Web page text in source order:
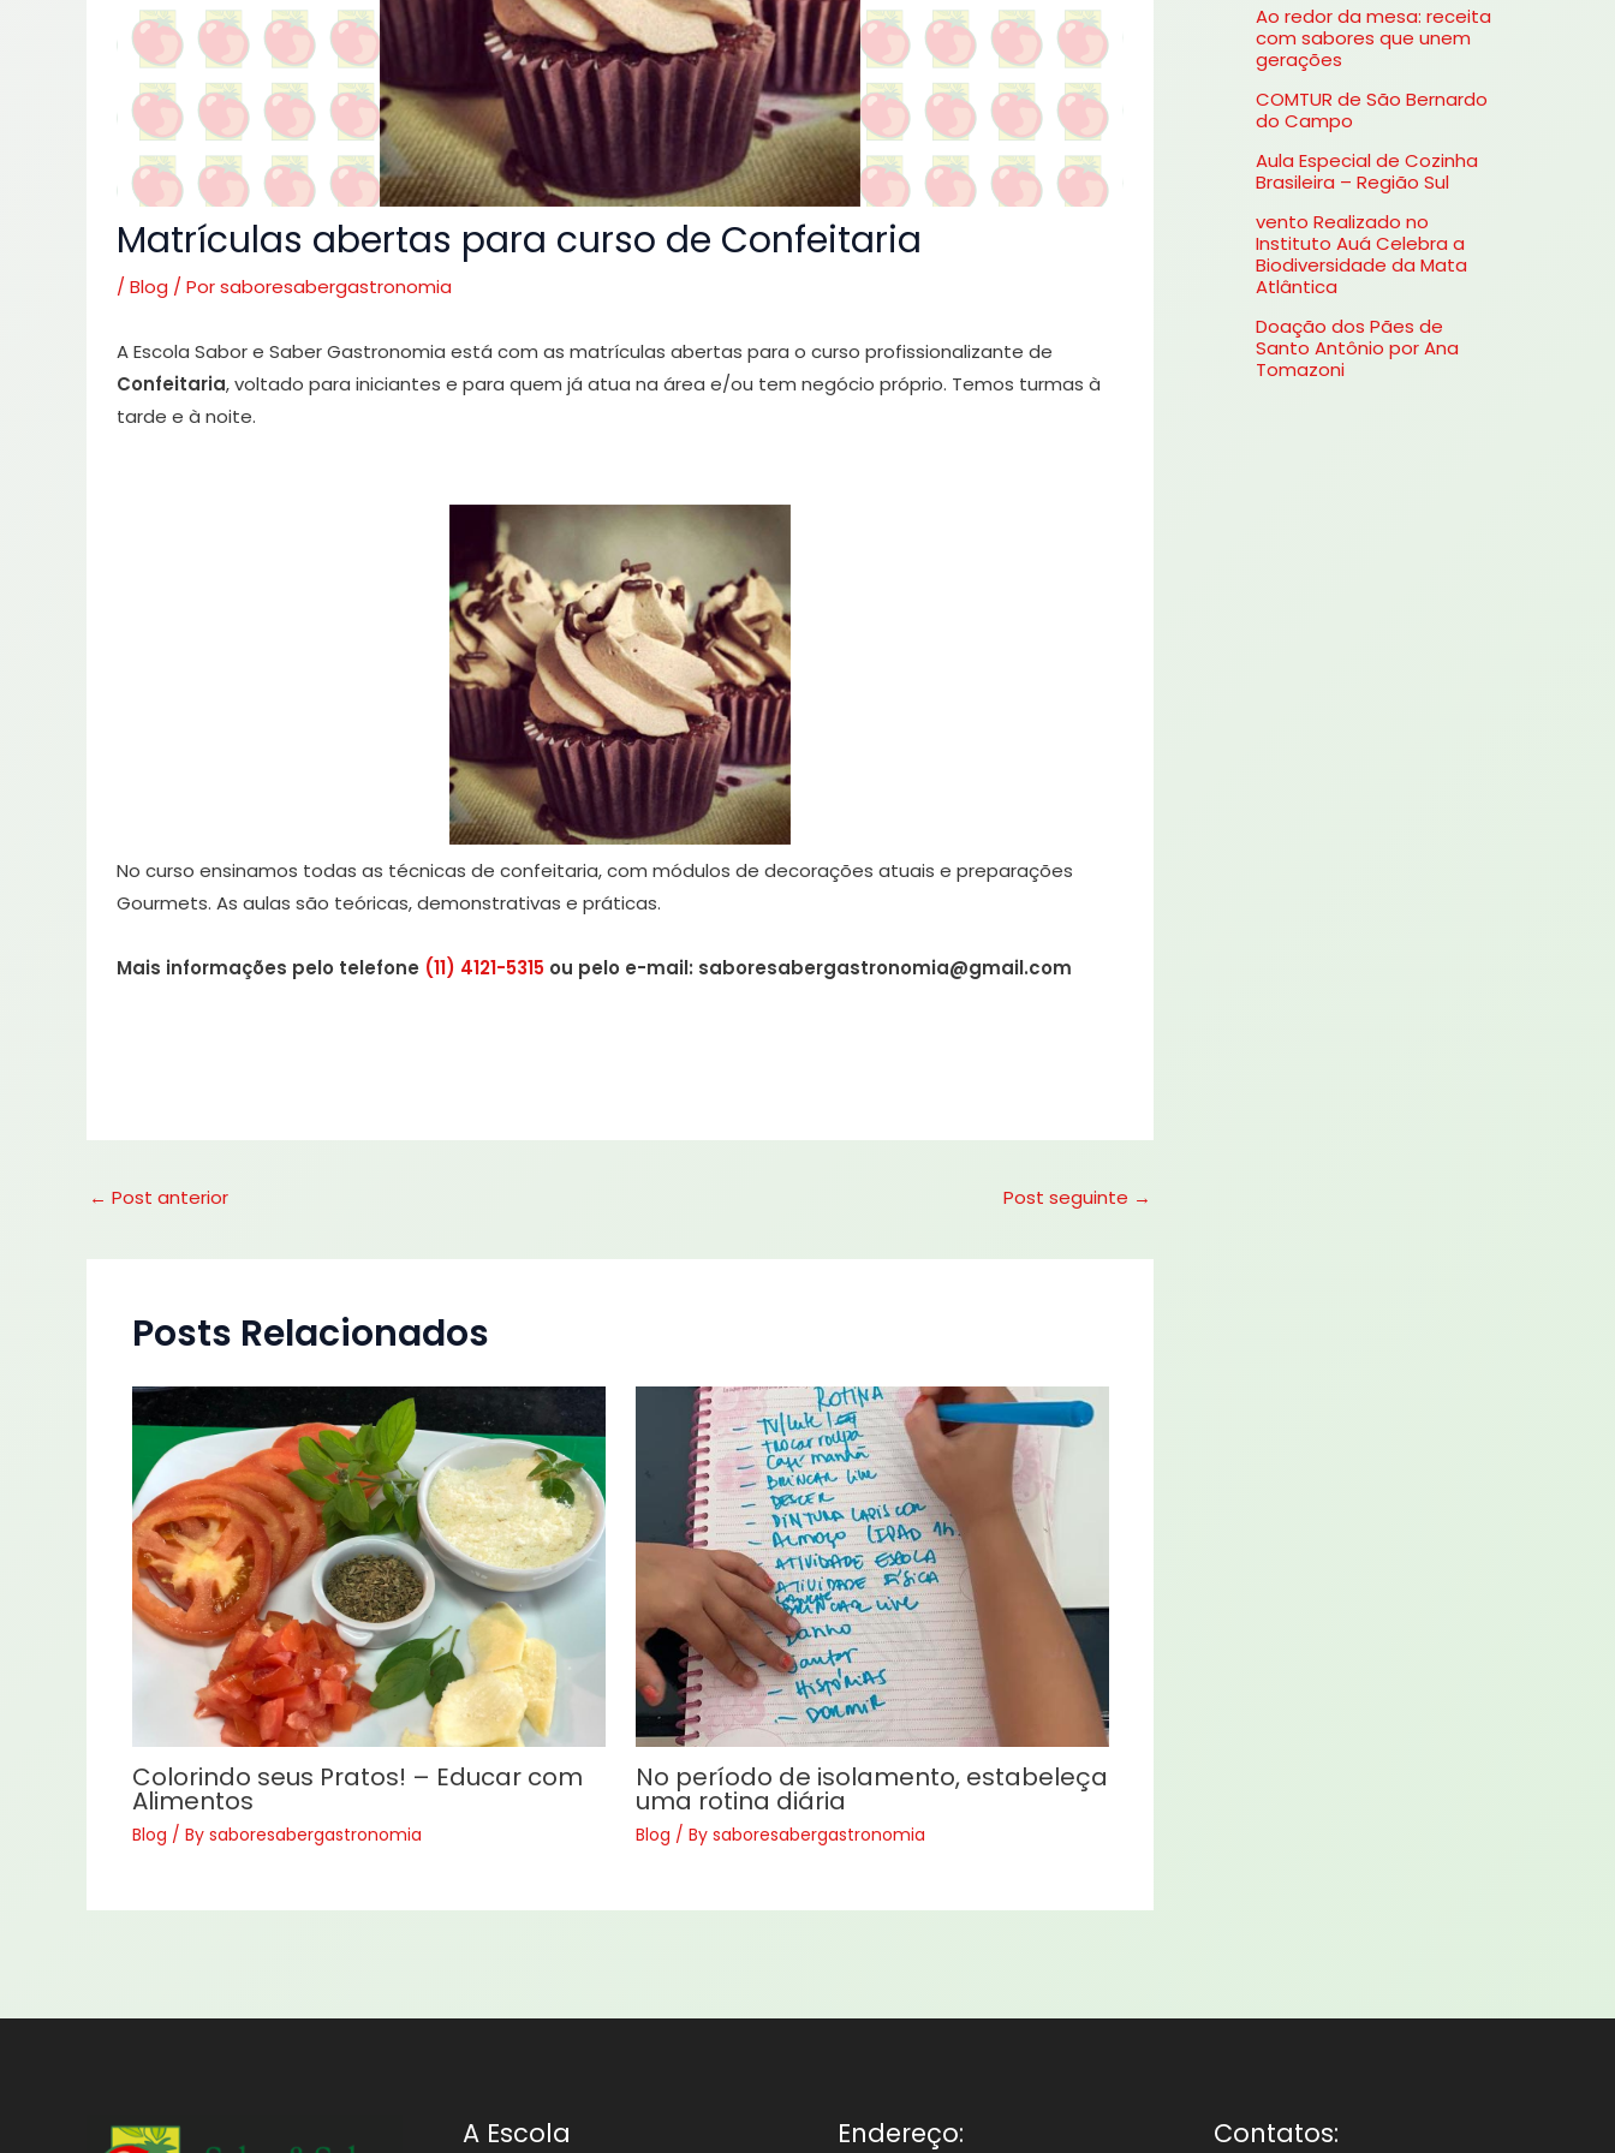
Matrículas abertas para curso de Confeitaria
/ Blog / Porsaboresabergastronomia
A Escola Sabor e Saber Gastronomia está com as matrículas abertas para o curso profissionalizante de
Confeitaria, voltado para iniciantes e para quem já atua na área e/ou tem negócio próprio. Temos turmas à
tarde e à noite.
No curso ensinamos todas as técnicas de confeitaria, com módulos de decorações atuais e preparações
Gourmets. As aulas são teóricas, demonstrativas e práticas.
Mais informações pelo telefone (11) 4121-5315 ou pelo e-mail: saboresabergastronomia@gmail.com
← Post anterior Post seguinte →
Posts Relacionados
Colorindo seus Pratos! – Educar com
Alimentos
Blog / By saboresabergastronomia
No período de isolamento, estabeleça
uma rotina diária
Blog / By saboresabergastronomia
s
a
r
o
:
Ao redor da mesa: receita
com sabores que unem
gerações
COMTUR de São Bernardo
do Campo
Aula Especial de Cozinha
Brasileira – Região Sul
vento Realizado no
Instituto Auá Celebra a
Biodiversidade da Mata
Atlântica
Doação dos Pães de
Santo Antônio por Ana
Tomazoni
A Escola Endereço: Contatos: